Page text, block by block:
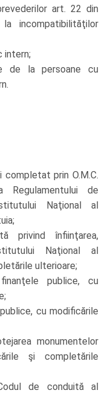
art. 22 din
incompatibilităţilor
intern;
de la persoane cu
completat prin O.M.C.
Regulamentului de
Naţional al
privind înfiinţarea,
Naţional al
ulterioare;
publice, cu
cu modificările
monumentelor
şi completările
de conduită al